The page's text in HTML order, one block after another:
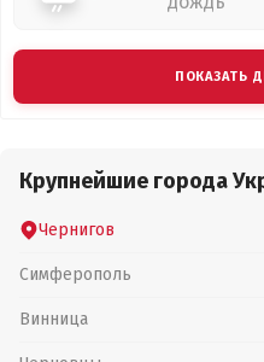
ПОКАЗАТЬ
Крупнейшие города
Чернигов
Симферополь
Винница